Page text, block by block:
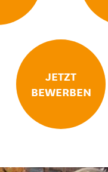
JETZT
BEWERBEN